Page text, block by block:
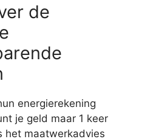
de
energierekening
je geld maar 1 keer
het maatwerkadvies